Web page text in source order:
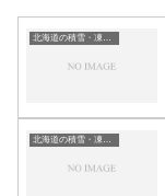
北海道の積雪・凍結情報
北海道の積雪・凍結情報